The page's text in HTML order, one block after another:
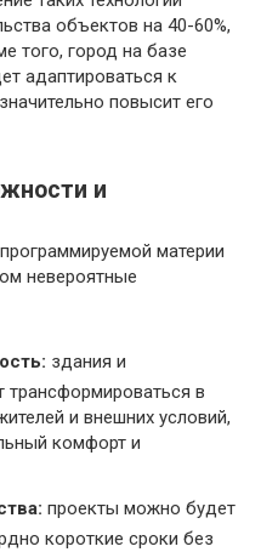
объектов на 40-60%,
того, город на базе
адаптироваться к
повысит его
и
материи
невероятные
здания и
трансформироваться в
и внешних условий,
комфорт и
проекты можно будет
короткие сроки без